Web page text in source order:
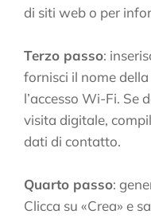
di siti web o per
Terzo passo:
fornisci il nome
l’accesso Wi-Fi. Se
visita digitale,
dati di contatto.
Quarto passo:
Clicca su «Crea» e